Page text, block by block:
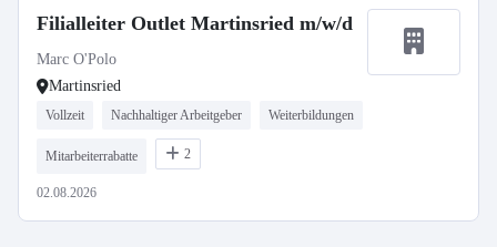
Filialleiter Outlet Martinsried m/w/d
Marc O'Polo
Martinsried
Vollzeit Nachhaltiger Arbeitgeber Weiterbildungen
Mitarbeiterrabatte 2
02.08.2026